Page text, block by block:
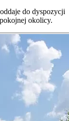
do dyspozycji
okolicy.